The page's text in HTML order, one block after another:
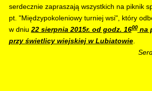
serdecznie zapraszają wszystkich na piknik
pt. "Międzypokoleniowy turniej wsi", który
w dniu 22 sierpnia 2015r. od godz. 1600na
przy świetlicy wiejskiej w Lubiatowie.